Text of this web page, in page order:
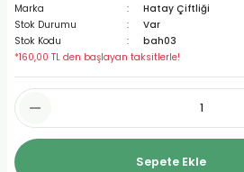
Marka
Hatay Çiftliği
Stok Durumu
Var
Stok Kodu
bah03
*160,00 TL den başlayan taksitlerle!
Sepete Ekle